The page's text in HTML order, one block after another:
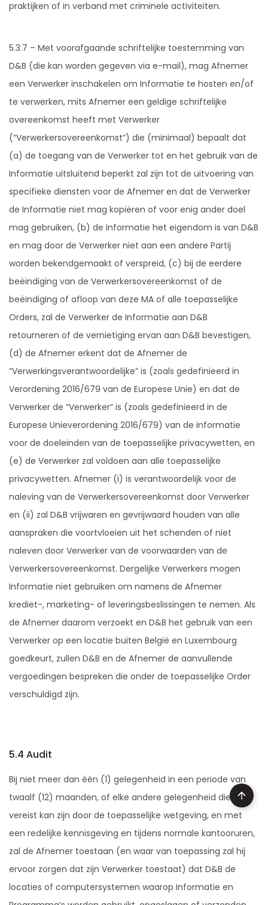
praktijken of in verband met criminele activiteiten.
5.3.7 – Met voorafgaande schriftelijke toestemming van
D&B (die kan worden gegeven via e-mail), mag Afnemer
een Verwerker inschakelen om Informatie te hosten en/of
te verwerken, mits Afnemer een geldige schriftelijke
overeenkomst heeft met Verwerker
(“Verwerkersovereenkomst”) die (minimaal) bepaalt dat
(a) de toegang van de Verwerker tot en het gebruik van de
Informatie uitsluitend beperkt zal zijn tot de uitvoering van
specifieke diensten voor de Afnemer en dat de Verwerker
de Informatie niet mag kopiëren of voor enig ander doel
mag gebruiken, (b) de Informatie het eigendom is van D&B
en mag door de Verwerker niet aan een andere Partij
worden bekendgemaakt of verspreid, (c) bij de eerdere
beëindiging van de Verwerkersovereenkomst of de
beëindiging of afloop van deze MA of alle toepasselijke
Orders, zal de Verwerker de Informatie aan D&B
retourneren of de vernietiging ervan aan D&B bevestigen,
(d) de Afnemer erkent dat de Afnemer de
“Verwerkingsverantwoordelijke” is (zoals gedefinieerd in
Verordening 2016/679 van de Europese Unie) en dat de
Verwerker de “Verwerker” is (zoals gedefinieerd in de
Europese Unieverordening 2016/679) van de informatie
voor de doeleinden van de toepasselijke privacywetten, en
(e) de Verwerker zal voldoen aan alle toepasselijke
privacywetten. Afnemer (i) is verantwoordelijk voor de
naleving van de Verwerkersovereenkomst door Verwerker
en (ii) zal D&B vrijwaren en gevrijwaard houden van alle
aanspraken die voortvloeien uit het schenden of niet
naleven door Verwerker van de voorwaarden van de
Verwerkersovereenkomst. Dergelijke Verwerkers mogen
Informatie niet gebruiken om namens de Afnemer
krediet-, marketing- of leveringsbeslissingen te nemen. Als
de Afnemer daarom verzoekt en D&B het gebruik van een
Verwerker op een locatie buiten België en Luxembourg
goedkeurt, zullen D&B en de Afnemer de aanvullende
vergoedingen bespreken die onder de toepasselijke Order
verschuldigd zijn.
5.4 Audit
Bij niet meer dan één (1) gelegenheid in een periode van
twaalf (12) maanden, of elke andere gelegenheid die
vereist kan zijn door de toepasselijke wetgeving, en met
een redelijke kennisgeving en tijdens normale kantooruren,
zal de Afnemer toestaan (en waar van toepassing zal hij
ervoor zorgen dat zijn Verwerker toestaat) dat D&B de
locaties of computersystemen waarop Informatie en